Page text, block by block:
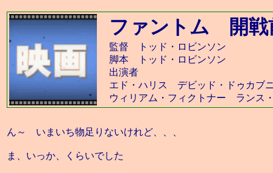
ファントム 開戦
監督 トッド・ロビンソン
脚本 トッド・ロビンソン
出演者
エド・ハリス デビッド・ドゥカブ
ウィリアム・フィクトナー ランス
ん～ いまいち物足りないけれど、、、
ま、いっか、くらいでした